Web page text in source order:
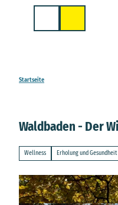
Startseite
Waldbaden - Der
Wellness Erholung und